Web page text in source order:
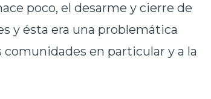
poco, el desarme y cierre de
y ésta era una problemática
comunidades en particular y a la